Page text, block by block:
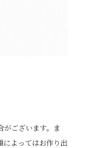
ございます。ま
によってはお作り出